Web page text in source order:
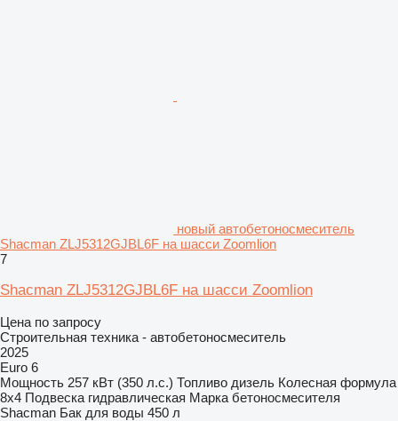
новый автобетоносмеситель
Shacman ZLJ5312GJBL6F на шасси Zoomlion
7
Shacman ZLJ5312GJBL6F на шасси Zoomlion
Цена по запросу
Строительная техника - автобетоносмеситель
2025
Euro 6
Мощность 257 кВт (350 л.с.) Топливо дизель Колесная формула
8x4 Подвеска гидравлическая Марка бетоносмесителя
Shacman Бак для воды 450 л